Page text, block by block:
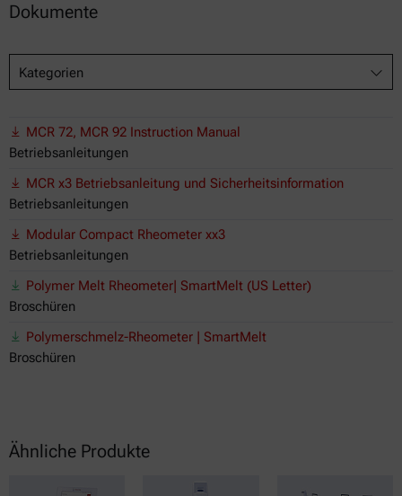
Dokumente
Kategorien
MCR 72, MCR 92 Instruction Manual
Betriebsanleitungen
MCR x3 Betriebsanleitung und Sicherheitsinformation
Betriebsanleitungen
Modular Compact Rheometer xx3
Betriebsanleitungen
Polymer Melt Rheometer| SmartMelt (US Letter)
Broschüren
Polymerschmelz-Rheometer | SmartMelt
Broschüren
Ähnliche Produkte